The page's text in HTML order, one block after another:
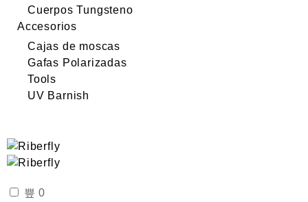
Cuerpos Tungsteno
Accesorios
Cajas de moscas
Gafas Polarizadas
Tools
UV Barnish
0